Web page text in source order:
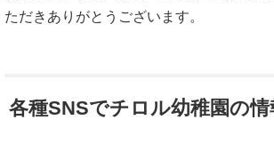
ただきありがとうございます。
各種SNSでチロル幼稚園の